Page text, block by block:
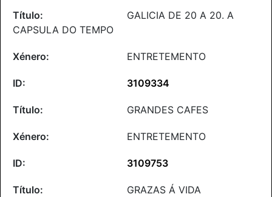
GALICIA DE 20 A 20. A
CAPSULA DO TEMPO
ENTRETEMENTO
3109334
GRANDES CAFES
ENTRETEMENTO
3109753
GRAZAS Á VIDA